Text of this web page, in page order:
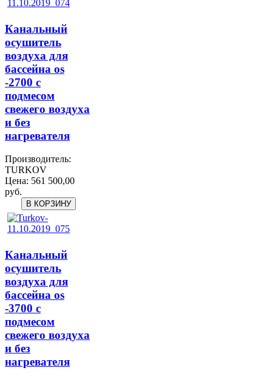
Канальный
осушитель
воздуха для
бассейна os
-2700 с
подмесом
свежего воздуха
и без
нагревателя
Производитель:
TURKOV
Цена: 561 500,00
руб.
Канальный
осушитель
воздуха для
бассейна os
-3700 с
подмесом
свежего воздуха
и без
нагревателя